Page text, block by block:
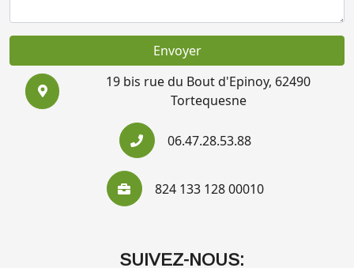
Envoyer
19 bis rue du Bout d'Epinoy, 62490
Tortequesne
06.47.28.53.88
824 133 128 00010
SUIVEZ-NOUS: